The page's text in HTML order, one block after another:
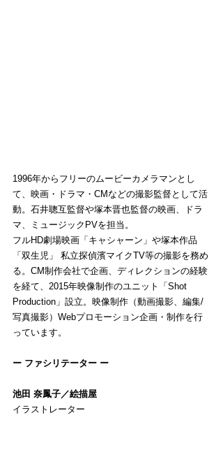
1996年からフリーのムービーカメラマンとし
て、映画・ドラマ・CMなどの撮影監督として活
動。石井聰互監督や塚本晋也監督の映画、ドラ
マ、ミュージックPVを担当。
フルHD劇場映画「キャシャーン」や塚本作品
「双生児」 私立探偵濱マイクTV等の撮影を務め
る。CM制作会社で企画、ディレクションの経験
を経て、2015年映像制作のユニット「Shot
Production」設立。映像制作（動画撮影、編集/
写真撮影）Webプロモーション企画・制作を行
っています。
ー ファシリテーター ー
池田 奈鳳子／絵描屋
イラストレーター